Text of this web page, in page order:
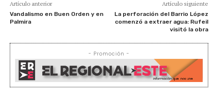
Artículo anterior
Vandalismo en Buen Orden y en
Palmira
Artículo siguiente
La perforación del Barrio López
comenzó a extraer agua: Rufeil
visitó la obra
- Promoción -